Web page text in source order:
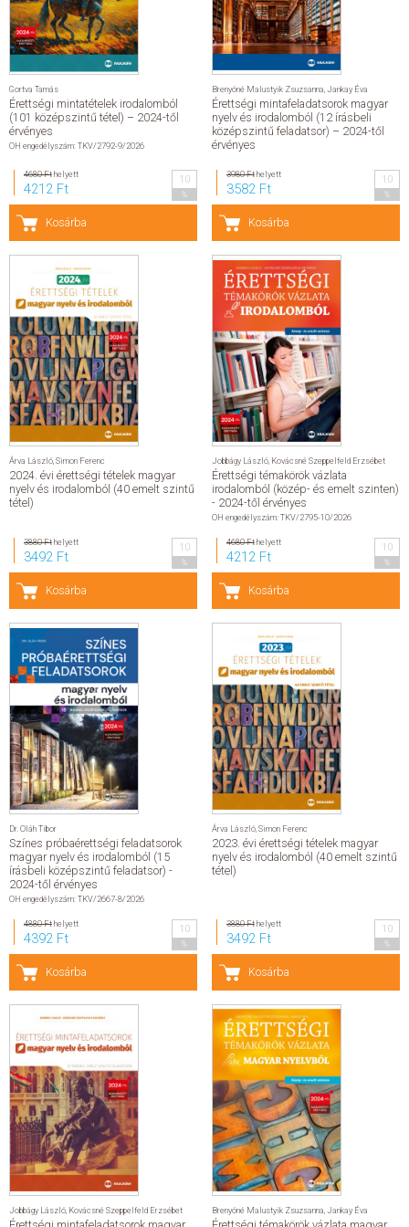
Gortva Tamás
Érettségi mintatételek irodalomból
(101 középszintű tétel) – 2024-től
érvényes
OH engedélyszám: TKV/2792-9/2026
4680 Fthelyett
4212 Ft
10
Kosárba
Brenyóné Malustyik Zsuzsanna Jankay Éva
Érettségi mintafeladatsorok magyar
nyelv és irodalomból (12 írásbeli
középszintű feladatsor) – 2024-től
érvényes
3980 Fthelyett
3582 Ft
10
Kosárba
Árva László Simon Ferenc
2024. évi érettségi tételek magyar
nyelv és irodalomból (40 emelt szintű
tétel)
3880 Fthelyett
3492 Ft
10
Kosárba
Jobbágy László Kovácsné Szeppelfeld Erzsébet
Érettségi témakörök vázlata
irodalomból (közép- és emelt szinten)
- 2024-től érvényes
OH engedélyszám: TKV/2795-10/2026
4680 Fthelyett
4212 Ft
10
Kosárba
Dr. Oláh Tibor
Színes próbaérettségi feladatsorok
magyar nyelv és irodalomból (15
írásbeli középszintű feladatsor) -
2024-től érvényes
OH engedélyszám: TKV/2667-8/2026
4880 Fthelyett
4392 Ft
10
Kosárba
Árva László Simon Ferenc
2023. évi érettségi tételek magyar
nyelv és irodalomból (40 emelt szintű
tétel)
3880 Fthelyett
3492 Ft
10
Kosárba
Jobbágy László Kovácsné Szeppelfeld Erzsébet Brenyóné Malustyik Zsuzsanna Jankay Éva